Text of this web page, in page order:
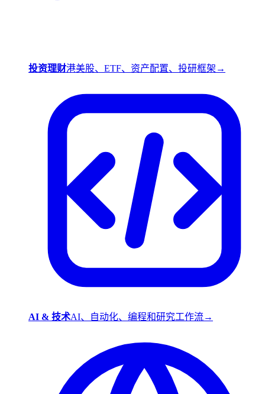
投资理财港美股、ETF、资产配置、投研框架 →
AI & 技术AI、自动化、编程和研究工作流→